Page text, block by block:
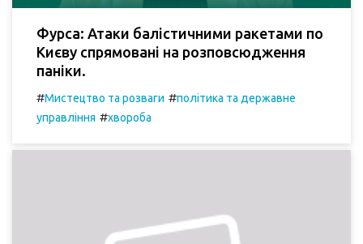
Фурса: Атаки балістичними ракетами по
Києву спрямовані на розповсюдження
паніки.
#Мистецтво та розваги #політика та державне
управління #хвороба